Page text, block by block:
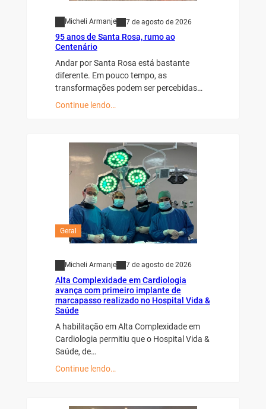
Micheli Armanje 7 de agosto de 2026
95 anos de Santa Rosa, rumo ao
Centenário
Andar por Santa Rosa está bastante
diferente. Em pouco tempo, as
transformações podem ser percebidas…
Continue lendo…
Geral
Micheli Armanje 7 de agosto de 2026
Alta Complexidade em Cardiologia
avança com primeiro implante de
marcapasso realizado no Hospital Vida &
Saúde
A habilitação em Alta Complexidade em
Cardiologia permitiu que o Hospital Vida &
Saúde, de…
Continue lendo…